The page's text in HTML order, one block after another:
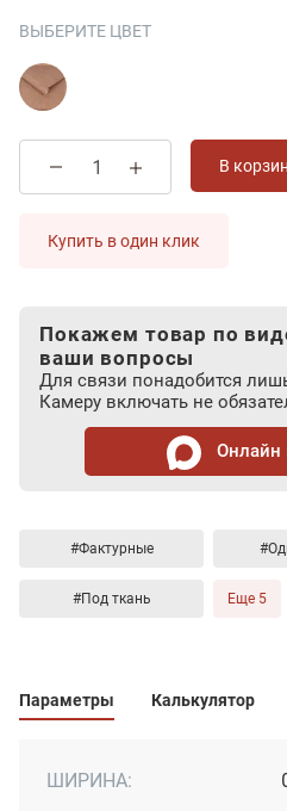
ВЫБЕРИТЕ ЦВЕТ
В
Купить в один клик
Покажем товар по
ваши вопросы
Для связи понадобится
Камеру включать не
Онлайн
#Фактурные
#Под ткань Еще 5
Параметры Калькулятор
ШИРИНА: